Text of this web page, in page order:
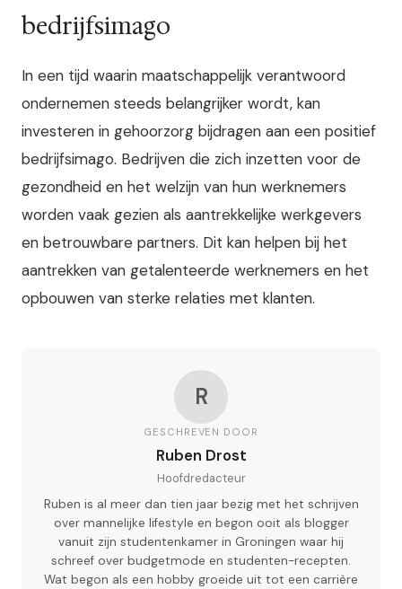
bedrijfsimago
In een tijd waarin maatschappelijk verantwoord
ondernemen steeds belangrijker wordt, kan
investeren in gehoorzorg bijdragen aan een positief
bedrijfsimago. Bedrijven die zich inzetten voor de
gezondheid en het welzijn van hun werknemers
worden vaak gezien als aantrekkelijke werkgevers
en betrouwbare partners. Dit kan helpen bij het
aantrekken van getalenteerde werknemers en het
opbouwen van sterke relaties met klanten.
R
GESCHREVEN DOOR
Ruben Drost
Hoofdredacteur
Ruben is al meer dan tien jaar bezig met het schrijven
over mannelijke lifestyle en begon ooit als blogger
vanuit zijn studentenkamer in Groningen waar hij
schreef over budgetmode en studenten-recepten.
Wat begon als een hobby groeide uit tot een carrière